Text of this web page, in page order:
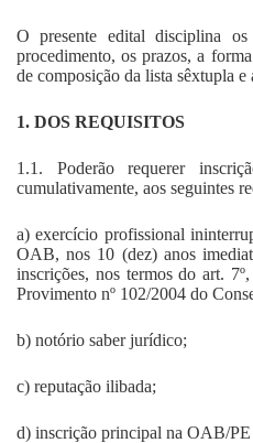
O presente edital disciplina
procedimento, os prazos, a
de composição da lista sêxtupla e
1. DOS REQUISITOS
1.1. Poderão requerer
cumulativamente, aos seguintes
a) exercício profissional
OAB, nos 10 (dez) anos
inscrições, nos termos do art.
Provimento nº 102/2004 do
b) notório saber jurídico;
c) reputação ilibada;
d) inscrição principal na OAB/PE